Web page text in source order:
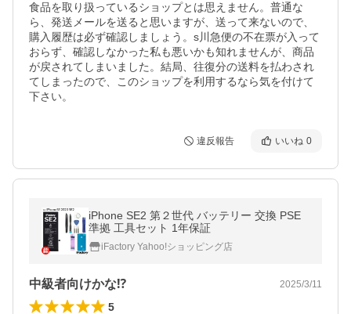
食品を取り扱っているショップとは思えません。普通な
ら、発送メールを送ると思いますが、送って来ないので、
購入履歴は必ず確認しましょう。s川急便の不在票が入って
おらず、確認しなかった私も悪いかも知れませんが、商品
が戻されてしまいました。結局、往復分の送料を払わされ
てしまったので、このショップを利用するなら気を付けて
下さい。
違反報告 いいね 0
iPhone SE2 第２世代 バッテリー 交換 PSE
準拠 工具セット 1年保証
iFactory Yahoo!ショッピング店
中級者向けかな⁉︎ 2025/3/11
5